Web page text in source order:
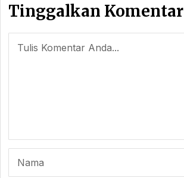
Tinggalkan Komentar